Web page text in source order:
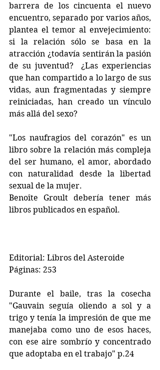
barrera de los cincuenta el nuevo
encuentro, separado por varios años,
plantea el temor al envejecimiento:
si la relación sólo se basa en la
atracción ¿todavía sentirán la pasión
de su juventud?  ¿Las experiencias
que han compartido a lo largo de sus
vidas, aun fragmentadas y siempre
reiniciadas, han creado un vínculo
más allá del sexo?
"Los naufragios del corazón" es un
libro sobre la relación más compleja
del ser humano, el amor, abordado
con naturalidad desde la libertad
sexual de la mujer.
Benoîte Groult debería tener más
libros publicados en español.
Editorial: Libros del Asteroide
Páginas: 253
Durante el baile, tras la cosecha
"Gauvain seguía oliendo a sol y a
trigo y tenía la impresión de que me
manejaba como uno de esos haces,
con ese aire sombrío y concentrado
que adoptaba en el trabajo" p.24